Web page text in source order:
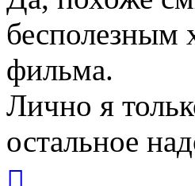
бесполезным
фильма.
Лично я
остальное